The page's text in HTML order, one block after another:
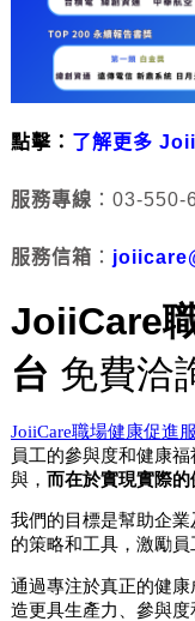
點擊： 了解更多
服務專線 ：03-550-
服務信箱 ：